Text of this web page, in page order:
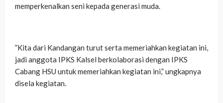
memperkenalkan seni kepada generasi muda.
‎”Kita dari Kandangan turut serta memeriahkan kegiatan ini,
jadi anggota IPKS Kalsel berkolaborasi dengan IPKS
Cabang HSU untuk memeriahkan kegiatan ini,” ungkapnya
disela kegiatan.